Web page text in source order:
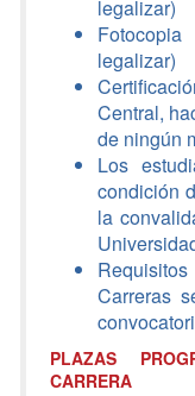
legalizar)
legalizar)
Central,
de ningún
Los
condición
la
Carreras
PLAZAS
CARRERA